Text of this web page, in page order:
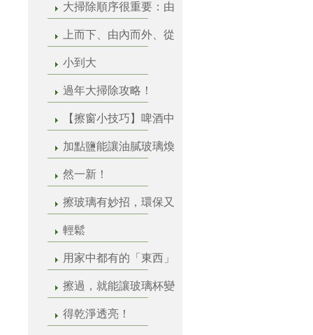
大掃除順序很重要：由
上而下、由內而外、從
小到大
過年大掃除攻略！
【擦窗小技巧】啤酒中
加點鹽能讓油膩玻璃煥
然一新！
擦玻璃有妙招，環保又
輕鬆
用家中都有的「東西」
擦過，就能讓玻璃杯變
得乾淨透亮！